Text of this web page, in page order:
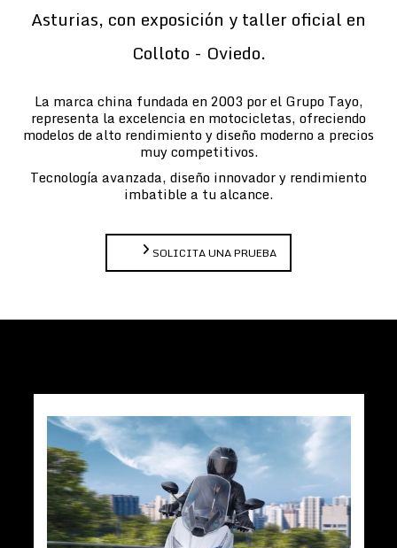
Asturias, con exposición y taller oficial en
Colloto - Oviedo.
La marca china fundada en 2003 por el Grupo Tayo,
representa la excelencia en motocicletas, ofreciendo
modelos de alto rendimiento y diseño moderno a precios
muy competitivos.
Tecnología avanzada, diseño innovador y rendimiento
imbatible a tu alcance.
SOLICITA UNA PRUEBA